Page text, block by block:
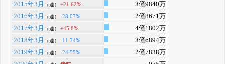
2015年3月
（連） +21.62%
3億9840万
2016年3月
（連） -28.03%
2億8671万
2017年3月
（連） +45.8%
4億1802万
2018年3月
（連） -11.74%
3億6894万
2019年3月
（連） -24.55%
2億7838万